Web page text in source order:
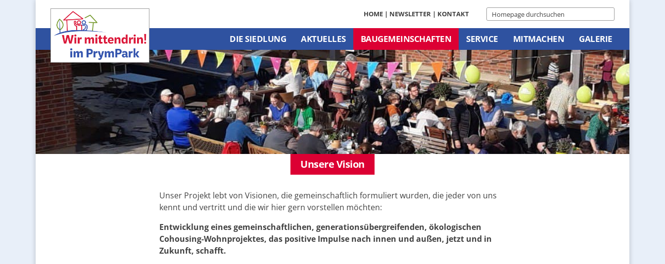
HOME | NEWSLETTER | KONTAKT
DIE SIEDLUNG AKTUELLES BAUGEMEINSCHAFTEN SERVICE MITMACHEN GALERIE
Unsere Vision
Unser Projekt lebt von Visionen, die gemeinschaftlich formuliert wurden, die jeder von uns
kennt und vertritt und die wir hier gern vorstellen möchten:
Entwicklung eines gemeinschaftlichen, generationsübergreifenden, ökologischen
Cohousing-Wohnprojektes, das positive Impulse nach innen und außen, jetzt und in
Zukunft, schafft.